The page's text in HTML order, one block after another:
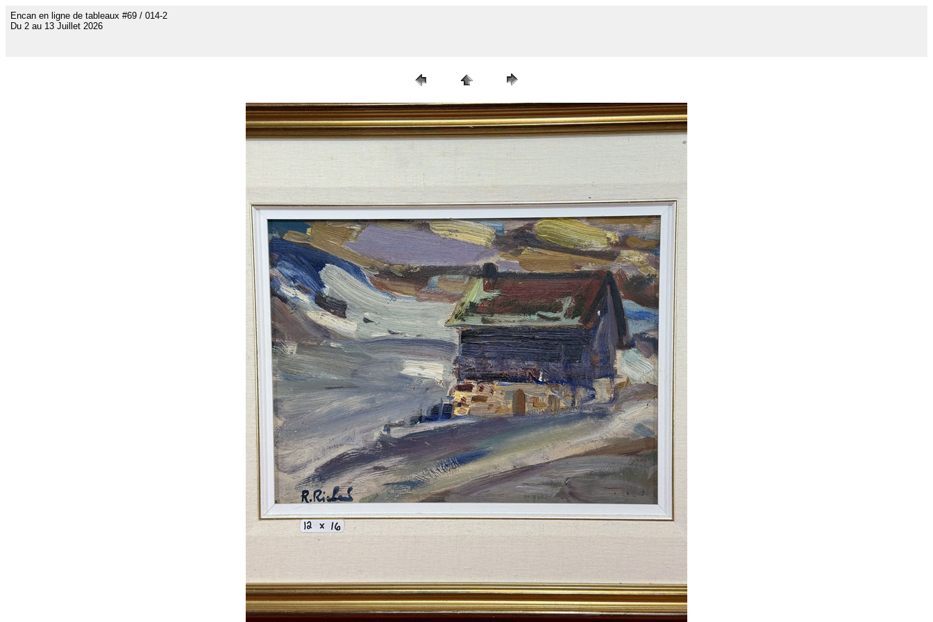
Encan en ligne de tableaux #69 / 014-2
Du 2 au 13 Juillet 2026